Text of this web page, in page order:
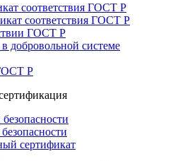
соответствия ГОСТ Р
соответствия ГОСТ Р
ГОСТ Р
добровольной системе
Р
сертификат